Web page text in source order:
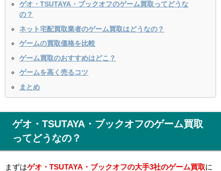
ゲオ・TSUTAYA・ブックオフのゲーム買取ってどうな
の？
ネット宅配買取業者のゲーム買取はどうなの？
ゲームの買取価格を比較
ゲーム買取のおすすめはどこ？
ゲームを高く売るコツ
まとめ
ゲオ・TSUTAYA・ブックオフのゲーム買取
ってどうなの？
まずはゲオ・TSUTAYA・ブックオフの大手3社のゲーム買取に